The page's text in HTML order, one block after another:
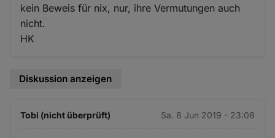
kein Beweis für nix, nur, ihre Vermutungen auch
nicht.
HK
Diskussion anzeigen
Tobi (nicht überprüft) Sa. 8 Jun 2019 - 23:08